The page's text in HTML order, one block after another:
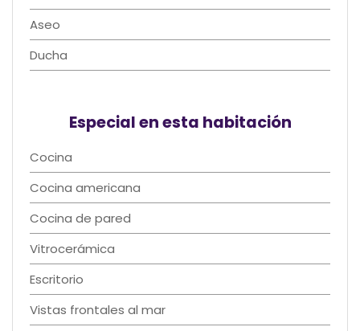
Aseo
Ducha
Especial en esta habitación
Cocina
Cocina americana
Cocina de pared
Vitrocerámica
Escritorio
Vistas frontales al mar